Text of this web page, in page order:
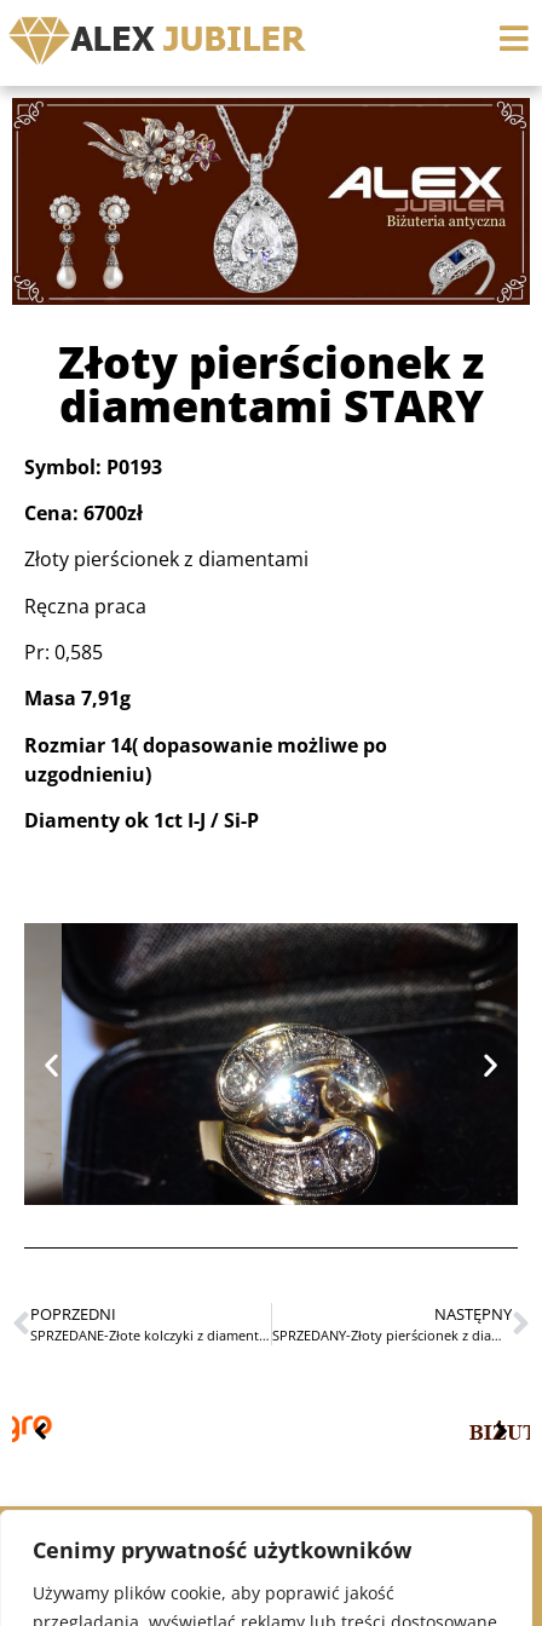
Cenimy prywatność użytkowników
Używamy plików cookie, aby poprawić jakość
Złoty pierścionek z
diamentami STARY
Symbol: P0193
Cena: 6700zł
Złoty pierścionek z diamentami
Ręczna praca
Pr: 0,585
Masa 7,91g
Rozmiar 14( dopasowanie możliwe po
uzgodnieniu)
Diamenty ok 1ct I-J / Si-P
POPRZEDNI
SPRZEDANE-Złote kolczyki z diamentami i szafirami
NASTĘPNY
SPRZEDANY-Złoty pierścionek z diamentami Art Deco
© 2021 Alex Jubiler